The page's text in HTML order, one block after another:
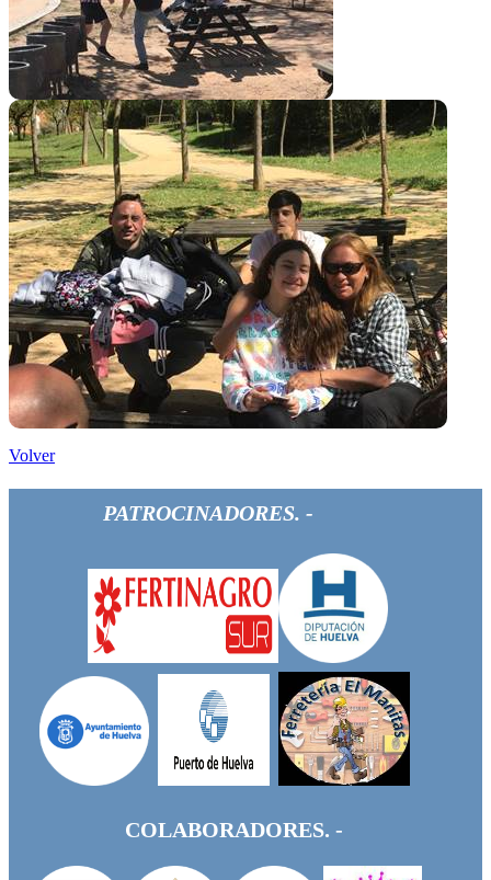
Volver
PATROCINADORES. -
COLABORADORES. -